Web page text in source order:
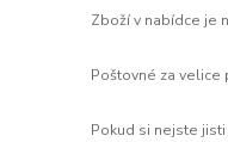
Zboží v nabídce je
Poštovné za velice
Pokud si nejste